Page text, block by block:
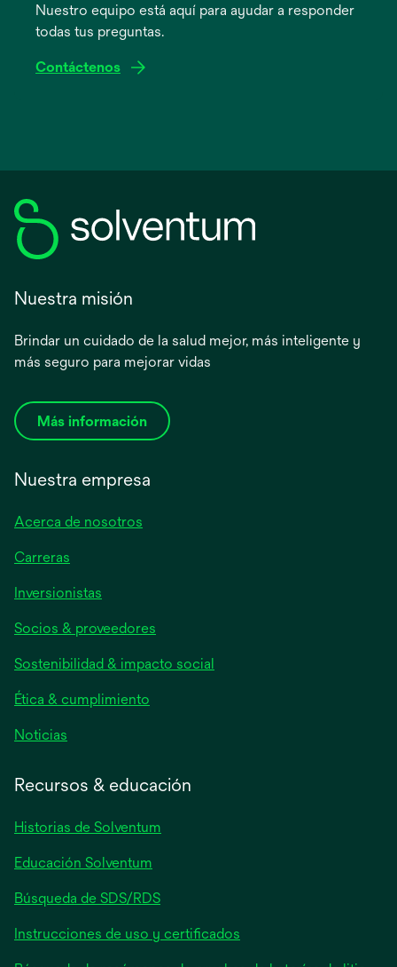
pestaña
Nuestro equipo está aquí para ayudar a responder
todas tus preguntas.
Contáctenos
Nuestra misión
Brindar un cuidado de la salud mejor, más inteligente y
más seguro para mejorar vidas
Más información
Nuestra empresa
Acerca de nosotros
Carreras
Inversionistas
en
una
pestaña
nueva
Socios & proveedores
Sostenibilidad & impacto social
Ética & cumplimiento
Noticias
pestaña
Recursos & educación
Historias de Solventum
Educación Solventum
Búsqueda de SDS/RDS
Instrucciones de uso y certificados